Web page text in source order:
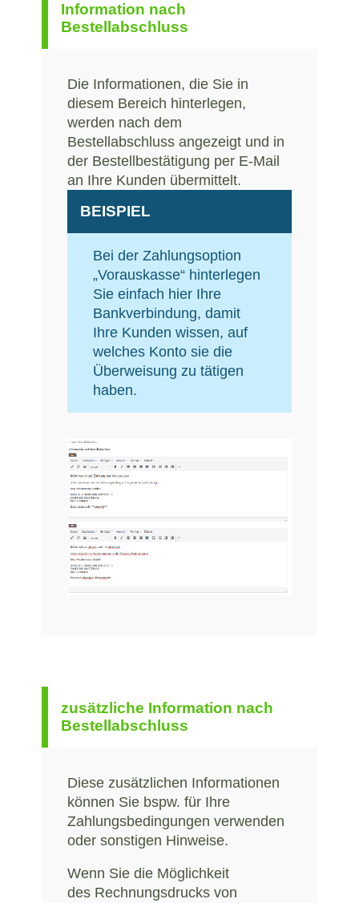
Information nach
Bestellabschluss
Die Informationen, die Sie in
diesem Bereich hinterlegen,
werden nach dem
Bestellabschluss angezeigt und in
der Bestellbestätigung per E-Mail
an Ihre Kunden übermittelt.
BEISPIEL
Bei der Zahlungsoption
„Vorauskasse“ hinterlegen
Sie einfach hier Ihre
Bankverbindung, damit
Ihre Kunden wissen, auf
welches Konto sie die
Überweisung zu tätigen
haben.
zusätzliche Information nach
Bestellabschluss
Diese zusätzlichen Informationen
können Sie bspw. für Ihre
Zahlungsbedingungen verwenden
oder sonstigen Hinweise.
Wenn Sie die Möglichkeit
des Rechnungsdrucks von